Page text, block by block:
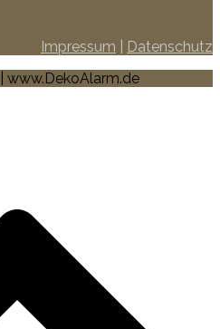
Impressum
Datenschutz
www.DekoAlarm.de